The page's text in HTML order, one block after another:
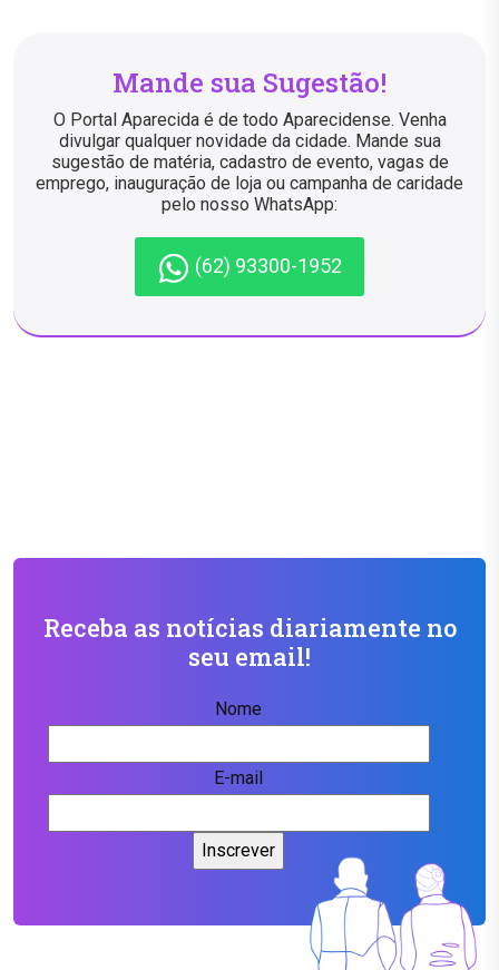
Mande sua Sugestão!
O Portal Aparecida é de todo Aparecidense. Venha
divulgar qualquer novidade da cidade. Mande sua
sugestão de matéria, cadastro de evento, vagas de
emprego, inauguração de loja ou campanha de caridade
pelo nosso WhatsApp:
(62) 93300-1952
Receba as notícias diariamente no
seu email!
Nome
E-mail